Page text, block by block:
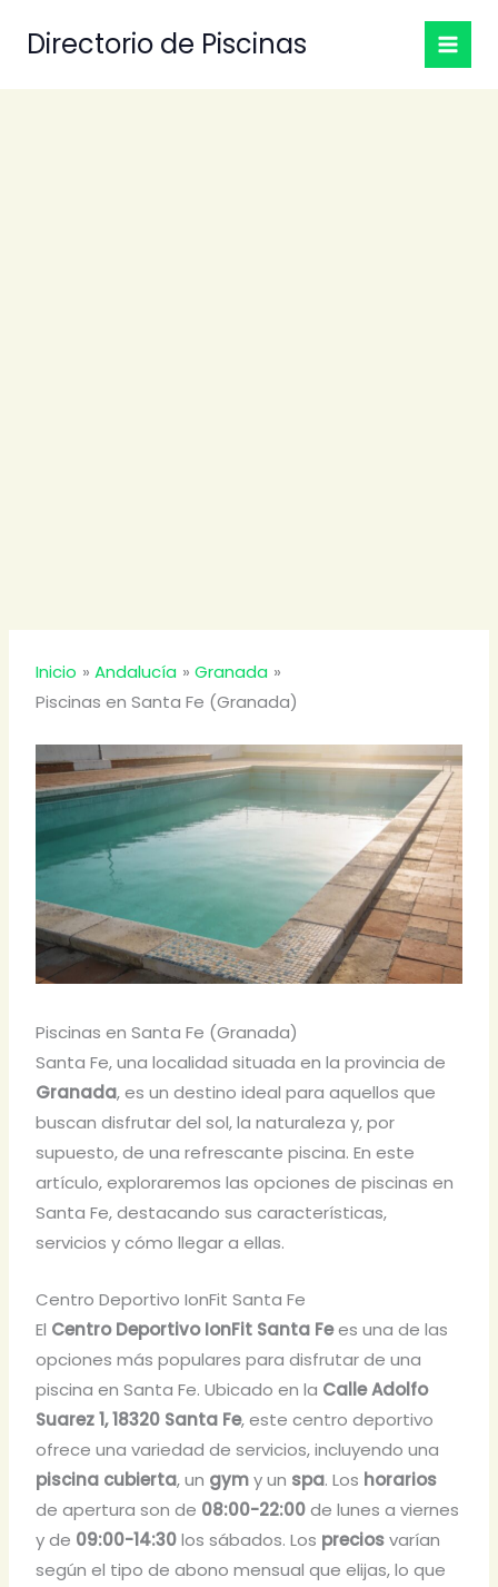
Directorio de Piscinas
Inicio Andalucía
Granada
Piscinas en Santa Fe (Granada)
Piscinas en Santa Fe (Granada)
Santa Fe, una localidad situada en la provincia de
Granada, es un destino ideal para aquellos que
buscan disfrutar del sol, la naturaleza y, por
supuesto, de una refrescante piscina. En este
artículo, exploraremos las opciones de piscinas en
Santa Fe, destacando sus características,
servicios y cómo llegar a ellas.
Centro Deportivo IonFit Santa Fe
El Centro Deportivo IonFit Santa Fees una de las
opciones más populares para disfrutar de una
piscina en Santa Fe. Ubicado en la Calle Adolfo
Suarez 1, 18320 Santa Fe, este centro deportivo
ofrece una variedad de servicios, incluyendo una
piscina cubierta, un gymy un spa. Los horarios
de apertura son de 08:00-22:00de lunes a viernes
y de 09:00-14:30los sábados. Los preciosvarían
según el tipo de abono mensual que elijas, lo que